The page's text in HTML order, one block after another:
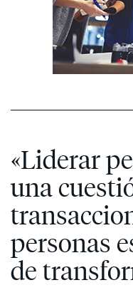
«Liderar
una
personas
de